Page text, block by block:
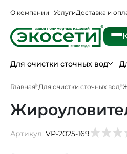
О компании УслугиДоставка и
Для очистки сточных вод
Главная Для очистки сточных вод
Артикул: VP-2025-169